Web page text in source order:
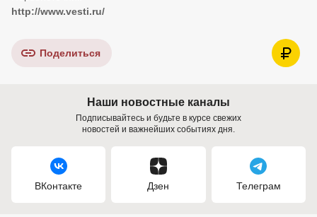
http://www.vesti.ru/
Поделиться
Наши новостные каналы
Подписывайтесь и будьте в курсе свежих
новостей и важнейших событиях дня.
ВКонтакте Дзен Телеграм